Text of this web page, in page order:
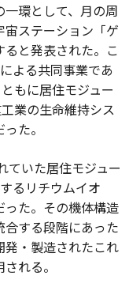
環として、月の周
ステーション「ゲ
と発表された。こ
よる共同事業であ
もに居住モジュー
業の生命維持シス
た。
ていた居住モジュー
るリチウムイオ
った。その機体構造
する段階にあった
・製造されたこれ
れる。